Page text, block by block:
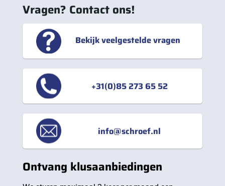
Vragen? Contact ons!
Bekijk veelgestelde vragen
+31(0)85 273 65 52
info@schroef.nl
Ontvang klusaanbiedingen